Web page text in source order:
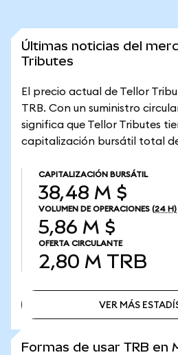
Últimas noticias del
Tributes
El precio actual de Tellor
TRB. Con un suministro
significa que Tellor Tributes
capitalización bursátil total
CAPITALIZACIÓN BURSÁTIL
38,48 M $
VOLUMEN DE OPERACIONES (24 H)
5,86 M $
OFERTA CIRCULANTE
2,80 M TRB
VER MÁS
Formas de usar TRB en